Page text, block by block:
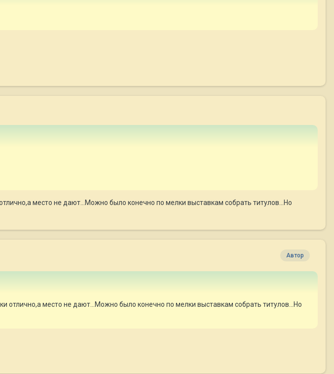
место не дают...Можно было конечно по мелки выставкам собрать титулов...Но
Автор
отлично,а место не дают...Можно было конечно по мелки выставкам собрать титулов...Но